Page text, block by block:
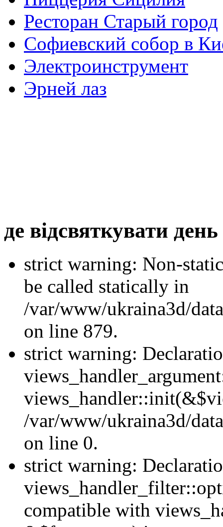
Ресторан Старый город
Софиевский собор в
Электроинструмент
Эрней лаз
де відсвяткувати
strict warning: Non-
be called statically in
/var/www/ukraina3d/
on line 879.
strict warning:
/var/www/ukraina3d/
on line 0.
strict warning:
compatible with